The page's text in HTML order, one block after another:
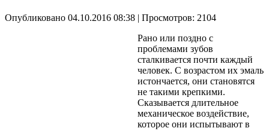
Опубликовано 04.10.2016 08:38 | Просмотров: 2104
Рано или поздно с
проблемами зубов
сталкивается почти каждый
человек. С возрастом их эмаль
истончается, они становятся
не такими крепкими.
Сказывается длительное
механическое воздействие,
которое они испытывают в